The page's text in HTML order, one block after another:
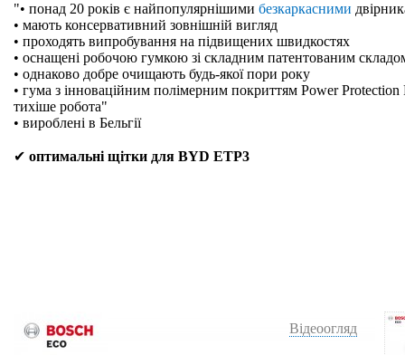
"• понад 20 років є найпопулярнішими безкаркасними
• мають консервативний зовнішній вигляд
• проходять випробування на підвищених швидкостях
• оснащені робочою гумкою зі складним патентованим
• однаково добре очищають будь-якої пори року
• гума з інноваційним полімерним покриттям Power
тихіше робота"
• вироблені в Бельгії
✔ оптимальні щітки для BYD ETP3
Відеоогляд